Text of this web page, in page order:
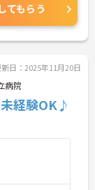
てもらう
日：2025年11月20日
病院
未経験OK♪